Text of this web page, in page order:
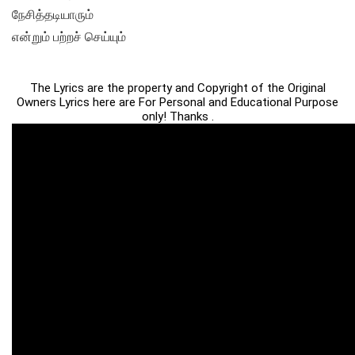
நேசித்தடியாரும்
என்றும் பற்றச் செய்யும்
The Lyrics are the property and Copyright of the Original
Owners Lyrics here are For Personal and Educational Purpose
only! Thanks .